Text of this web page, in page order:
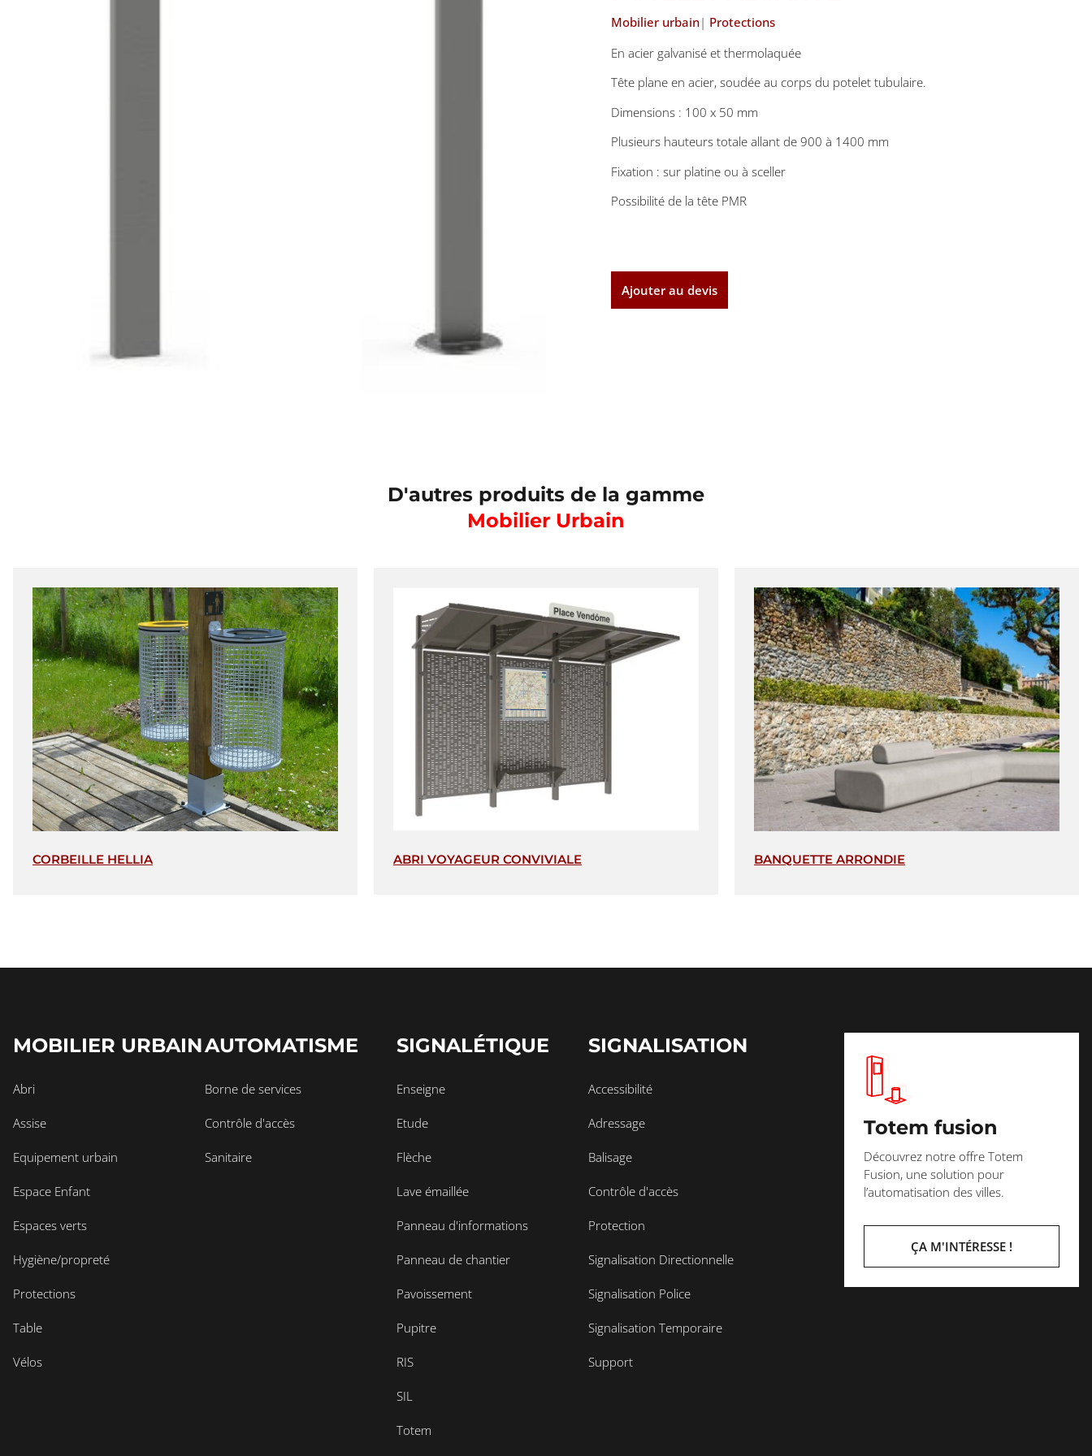
Mobilier urbain| Protections
En acier galvanisé et thermolaquée
Tête plane en acier, soudée au corps du potelet tubulaire.
Dimensions : 100 x 50 mm
Plusieurs hauteurs totale allant de 900 à 1400 mm
Fixation : sur platine ou à sceller
Possibilité de la tête PMR
Ajouter au devis
D'autres produits de la gamme
Mobilier Urbain
CORBEILLE HELLIA ABRI VOYAGEUR CONVIVIALE BANQUETTE ARRONDIE
MOBILIER URBAIN
Abri
Assise
Equipement urbain
Espace Enfant
Espaces verts
Hygiène/propreté
Protections
Table
Vélos
AUTOMATISME
Borne de services
Contrôle d'accès
Sanitaire
SIGNALÉTIQUE
Enseigne
Etude
Flèche
Lave émaillée
Panneau d'informations
Panneau de chantier
Pavoissement
Pupitre
RIS
SIL
Totem
SIGNALISATION
Accessibilité
Adressage
Balisage
Contrôle d'accès
Protection
Signalisation Directionnelle
Signalisation Police
Signalisation Temporaire
Support
Totem fusion
Découvrez notre offre Totem
Fusion, une solution pour
l’automatisation des villes.
ÇA M'INTÉRESSE !